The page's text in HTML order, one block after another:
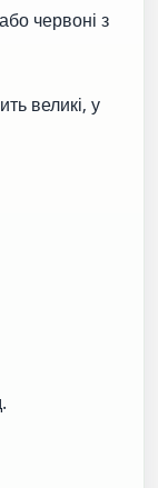
червоні з
великі, у